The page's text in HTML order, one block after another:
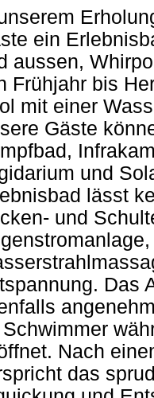
ein
aussen,
Frühjahr bis
mit einer
Gäste
und
lässt
und
Das
Nach
das